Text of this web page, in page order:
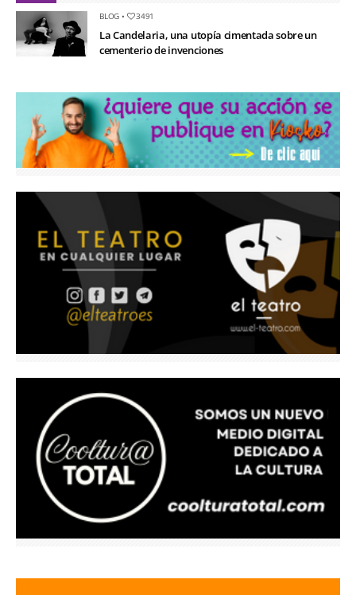
BLOG • 3491
La Candelaria, una utopía cimentada sobre un
cementerio de invenciones